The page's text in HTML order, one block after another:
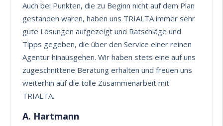
Auch bei Punkten, die zu Beginn nicht auf dem Plan
gestanden waren, haben uns TRIALTA immer sehr
gute Lösungen aufgezeigt und Ratschläge und
Tipps gegeben, die über den Service einer reinen
Agentur hinausgehen. Wir haben stets eine auf uns
zugeschnittene Beratung erhalten und freuen uns
weiterhin auf die tolle Zusammenarbeit mit
TRIALTA.
A. Hartmann